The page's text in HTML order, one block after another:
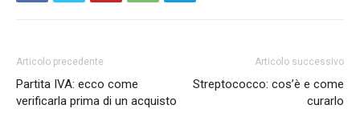
Articolo precedente
Partita IVA: ecco come
verificarla prima di un acquisto
Articolo successivo
Streptococco: cos’è e come
curarlo